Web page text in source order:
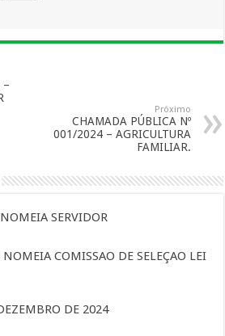
–
Próximo
CHAMADA PÚBLICA Nº
001/2024 – AGRICULTURA
FAMILIAR.
SERVIDOR
COMISSAO DE SELEÇAO LEI
DE 2024